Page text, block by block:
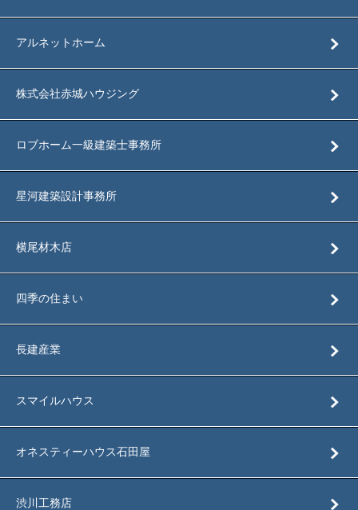
アルネットホーム
株式会社赤城ハウジング
ロブホーム一級建築士事務所
星河建築設計事務所
横尾材木店
四季の住まい
長建産業
スマイルハウス
オネスティーハウス石田屋
渋川工務店